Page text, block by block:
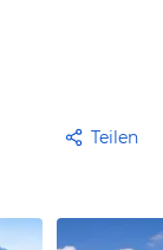
Teilen